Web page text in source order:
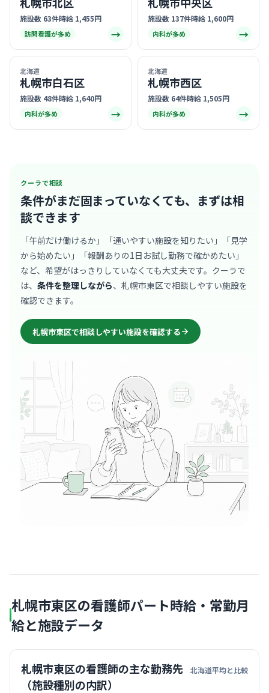
施設数 63件時給 1,455円
訪問看護が多め →
施設数 137件時給 1,600円
内科が多め →
北海道
札幌市白石区
施設数 48件時給 1,640円
内科が多め →
北海道
札幌市西区
施設数 64件時給 1,505円
内科が多め →
クーラで相談
条件がまだ固まっていなくても、 まずは相
談できます
「午前だけ働けるか」「通いやすい施設を知りたい」「見学
から始めたい」「報酬ありの1日お試し勤務で確かめたい」
など、希望がはっきりしていなくても大丈夫です。クーラで
は、 条件を整理しながら、札幌市東区で相談しやすい施設を
確認できます。
札幌市東区で相談しやすい施設を確認する
札幌市東区の看護師パート時給・常勤月
給と施設データ
札幌市東区の看護師の主な勤務先
（施設種別の内訳）
北海道平均と比較